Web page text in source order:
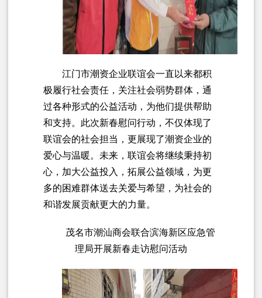
江门市潮资企业联谊会一直以来都积
极履行社会责任，关注社会弱势群体，通
过各种形式的公益活动，为他们提供帮助
和支持。此次新春慰问行动，不仅体现了
联谊会的社会担当，更展现了潮资企业的
爱心与温暖。未来，联谊会将继续秉持初
心，加大公益投入，拓展公益领域，为更
多的困难群体送去关爱与希望，为社会的
和谐发展贡献更大的力量。
茂名市潮汕商会联合滨海新区应急管
理局开展新春走访慰问活动